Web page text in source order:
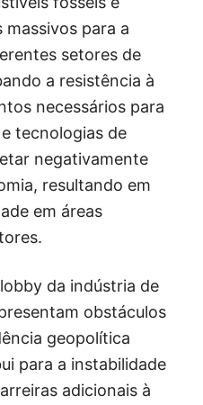
para a
setores de
a resistência à
necessários para
tecnologias de
negativamente
resultando em
em áreas
da indústria de
obstáculos
geopolítica
para a instabilidade
adicionais à